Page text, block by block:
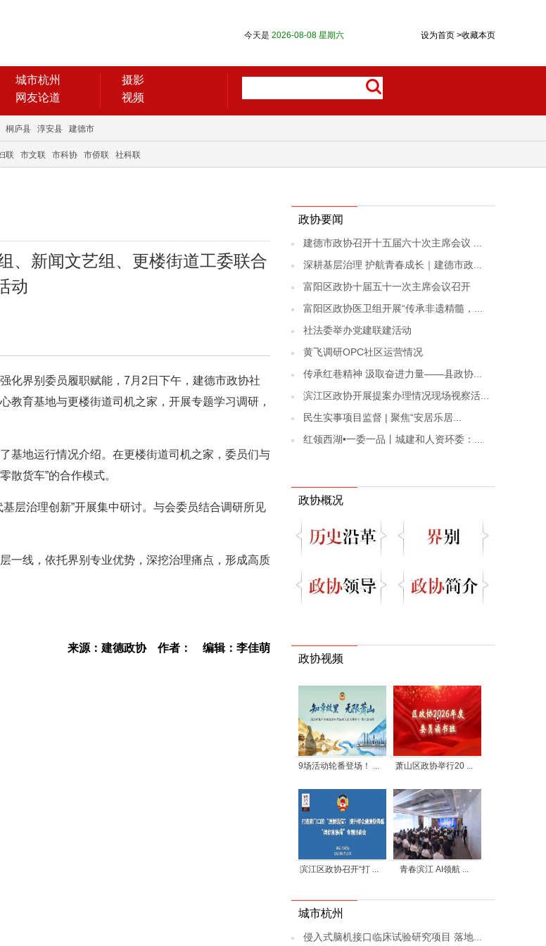
设为首页 >收藏本页
今天是 2026-08-08 星期六
城市杭州
网友论道
摄影
视频
桐庐县 淳安县 建德市
联 市文联 市科协 市侨联 社科联
、新闻文艺组、更楼街道工委联合
动
化界别委员履职赋能，7月2日下午，建德市政协社
教育基地与更楼街道司机之家，开展专题学习调研，
基地运行情况介绍。在更楼街道司机之家，委员们与
散货车”的合作模式。
层治理创新”开展集中研讨。与会委员结合调研所见
一线，依托界别专业优势，深挖治理痛点，形成高质
来源：建德政协 作者： 编辑：李佳萌
政协要闻
建德市政协召开十五届六十次主席会议 ...
深耕基层治理 护航青春成长｜建德市政...
富阳区政协十届五十一次主席会议召开
富阳区政协医卫组开展“传承非遗精髓，...
社法委举办党建联建活动
黄飞调研OPC社区运营情况
传承红巷精神 汲取奋进力量——县政协...
滨江区政协开展提案办理情况现场视察活...
民生实事项目监督 | 聚焦“安居乐居...
红领西湖•一委一品丨城建和人资环委：...
政协概况
政协视频
9场活动轮番登场！ ... 萧山区政协举行20 ...
滨江区政协召开“打 ... 青春滨江 AI领航 ...
城市杭州
侵入式脑机接口临床试验研究项目 落地...